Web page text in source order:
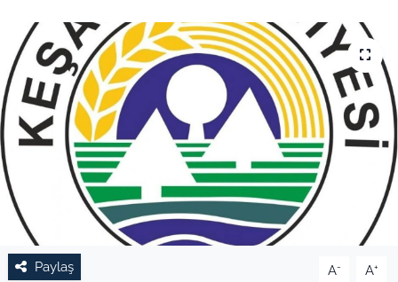
Paylaş A- A+
EĞİTİM
TARIM VE HAYVANCILIK
KÜLTÜR SANAT
RESMİ İLAN
YAŞAM